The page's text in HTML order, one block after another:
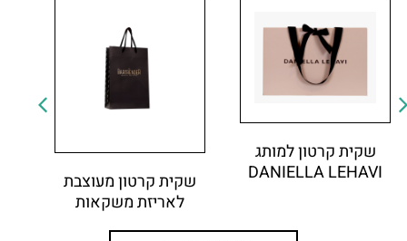
שקית קרטון למותג
DANIELLA LEHAVI
שקית קרטון מעוצבת
לאריזת משקאות